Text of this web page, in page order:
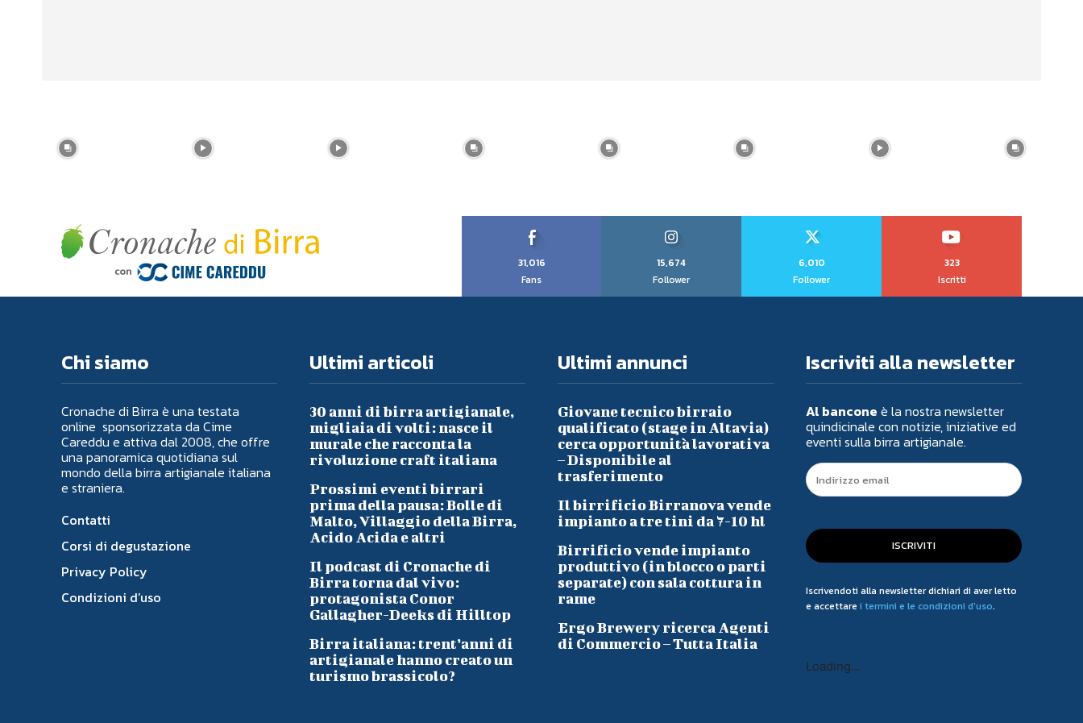
31,016
Fans
15,674
Follower
6,010
Follower
323
Iscritti
Chi siamo
Cronache di Birra è una testata
online sponsorizzata da Cime
Careddu e attiva dal 2008, che offre
una panoramica quotidiana sul
mondo della birra artigianale italiana
e straniera.
Contatti
Corsi di degustazione
Privacy Policy
Condizioni d’uso
Ultimi articoli
30 anni di birra artigianale,
migliaia di volti: nasce il
murale che racconta la
rivoluzione craft italiana
Prossimi eventi birrari
prima della pausa: Bolle di
Malto, Villaggio della Birra,
Acido Acida e altri
Il podcast di Cronache di
Birra torna dal vivo:
protagonista Conor
Gallagher-Deeks di Hilltop
Birra italiana: trent’anni di
artigianale hanno creato un
turismo brassicolo?
Ultimi annunci
Giovane tecnico birraio
qualificato (stage in Altavia)
cerca opportunità lavorativa
– Disponibile al
trasferimento
Il birrificio Birranova vende
impianto a tre tini da 7-10 hl
Birrificio vende impianto
produttivo (in blocco o parti
separate) con sala cottura in
rame
Ergo Brewery ricerca Agenti
di Commercio – Tutta Italia
Iscriviti alla newsletter
Al bancone è la nostra newsletter
quindicinale con notizie, iniziative ed
eventi sulla birra artigianale.
ISCRIVITI
Iscrivendoti alla newsletter dichiari di aver letto
e accettare i termini e le condizioni d'uso.
Loading...